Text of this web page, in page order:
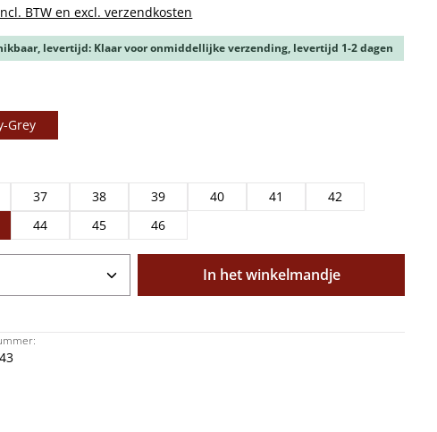
BTW en excl. verzendkosten
levertijd: Klaar voor onmiddellijke verzending, levertijd 1-2 dagen
Grey
37 38 39 40 41
42
44 45 46
Voer de gewenste
In het winkelmandje